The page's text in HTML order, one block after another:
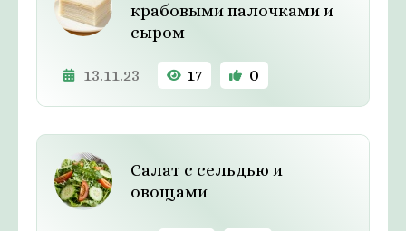
крабовыми палочками и
сыром
13.11.23 17 0
Салат с сельдью и
овощами